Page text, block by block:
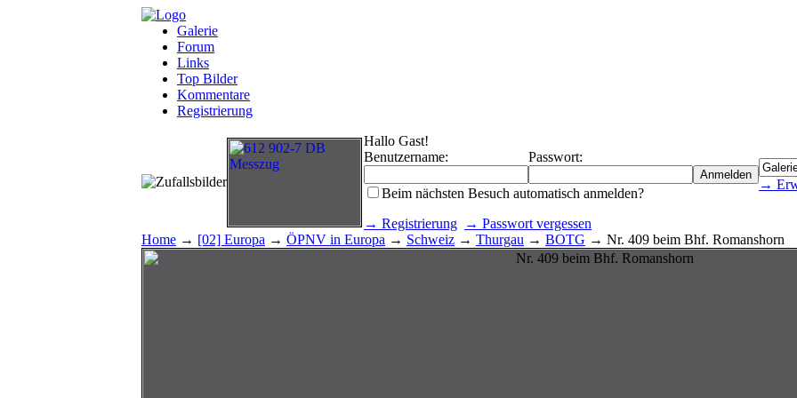
Galerie
Forum
Links
Top Bilder
Kommentare
Registrierung
Hallo Gast!
Benutzername:
Passwort:
Beim nächsten Besuch automatisch anmelden?
→ Registrierung
→ Passwort vergessen
→
Home → [02] Europa → ÖPNV in Europa → Schweiz → Thurgau → BOTG → Nr. 409 beim Bhf. Romanshorn